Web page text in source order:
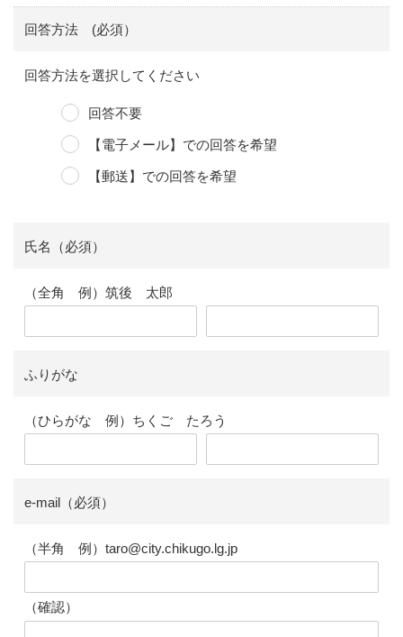
回答方法 (必須）
回答方法を選択してください
回答不要
【電子メール】での回答を希望
【郵送】での回答を希望
氏名（必須）
（全角 例）筑後 太郎
ふりがな
（ひらがな 例）ちくご たろう
e-mail（必須）
（半角 例）taro@city.chikugo.lg.jp
（確認）